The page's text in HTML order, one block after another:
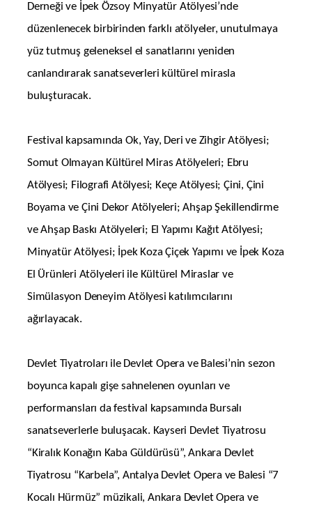
Derneği ve İpek Özsoy Minyatür Atölyesi’nde
düzenlenecek birbirinden farklı atölyeler, unutulmaya
yüz tutmuş geleneksel el sanatlarını yeniden
canlandırarak sanatseverleri kültürel mirasla
buluşturacak.
Festival kapsamında Ok, Yay, Deri ve Zihgir Atölyesi;
Somut Olmayan Kültürel Miras Atölyeleri; Ebru
Atölyesi; Filografi Atölyesi; Keçe Atölyesi; Çini, Çini
Boyama ve Çini Dekor Atölyeleri; Ahşap Şekillendirme
ve Ahşap Baskı Atölyeleri; El Yapımı Kağıt Atölyesi;
Minyatür Atölyesi; İpek Koza Çiçek Yapımı ve İpek Koza
El Ürünleri Atölyeleri ile Kültürel Miraslar ve
Simülasyon Deneyim Atölyesi katılımcılarını
ağırlayacak.
Devlet Tiyatroları ile Devlet Opera ve Balesi’nin sezon
boyunca kapalı gişe sahnelenen oyunları ve
performansları da festival kapsamında Bursalı
sanatseverlerle buluşacak. Kayseri Devlet Tiyatrosu
“Kiralık Konağın Kaba Güldürüsü”, Ankara Devlet
Tiyatrosu “Karbela”, Antalya Devlet Opera ve Balesi “7
Kocalı Hürmüz” müzikali, Ankara Devlet Opera ve